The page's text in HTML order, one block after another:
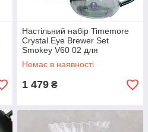
Настільний набір Timemore
Crystal Eye Brewer Set
Smokey V60 02 для
заварювання фільтр кави,
подарунковий
Немає в наявності
1 479 ₴